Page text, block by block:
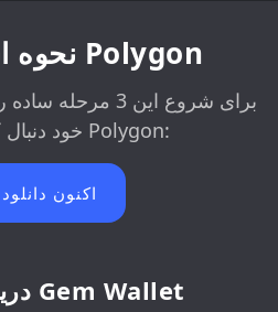
نحوه استیک کردن Polygon
برای شروع این 3
خود دنبال کنید استیکینگ Polygon:
اکنون
۱. دریافت کنید Gem Wallet